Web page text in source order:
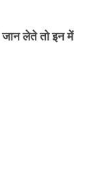
जान लेते तो इन में